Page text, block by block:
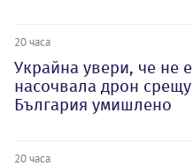
20 часа
Украйна увери, че не е
насочвала дрон срещу
България умишлено
20 часа